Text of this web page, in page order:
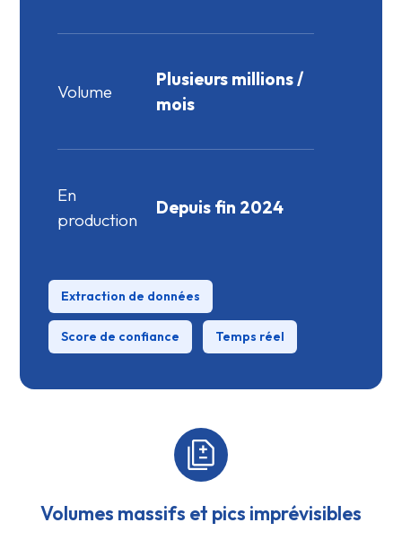
Volume
Plusieurs millions /
mois
En
production
Depuis fin 2024
Extraction de données
Score de confiance Temps réel
Volumes massifs et pics imprévisibles